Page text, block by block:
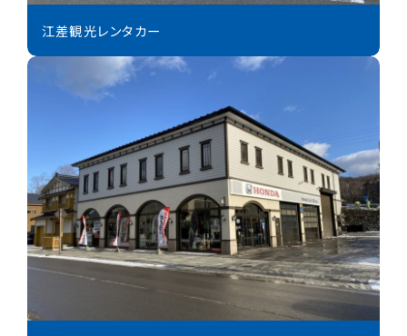
江差観光レンタカー